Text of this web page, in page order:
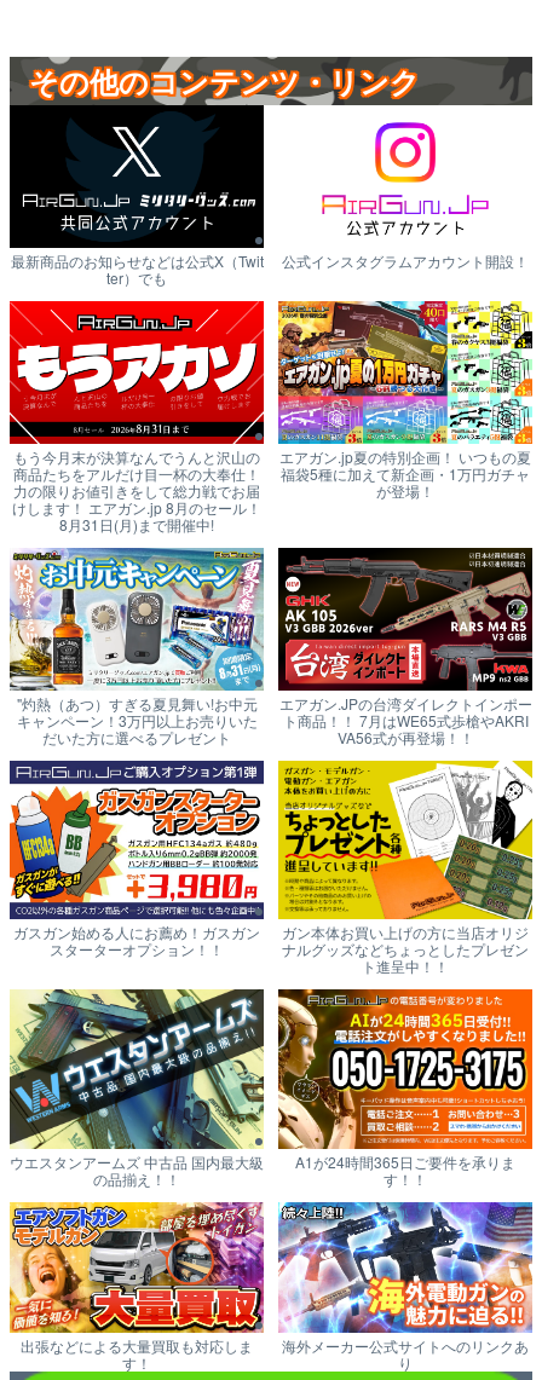
その他のコンテンツ・リンク
最新商品のお知らせなどは公式X（Twit
ter）でも
公式インスタグラムアカウント開設！
もう今月末が決算なんでうんと沢山の
商品たちをアルだけ目一杯の大奉仕！
力の限りお値引きをして総力戦でお届
けします！ エアガン.jp 8月のセール！
8月31日(月)まで開催中!
エアガン.jp夏の特別企画！ いつもの夏
福袋5種に加えて新企画・1万円ガチャ
が登場！
"灼熱（あつ）すぎる夏見舞い!お中元
キャンペーン！3万円以上お売りいた
だいた方に選べるプレゼント
エアガン.JPの台湾ダイレクトインポー
ト商品！！ 7月はWE65式歩槍やAKRI
VA56式が再登場！！
ガスガン始める人にお薦め！ガスガン
スターターオプション！！
ガン本体お買い上げの方に当店オリジ
ナルグッズなどちょっとしたプレゼン
ト進呈中！！
ウエスタンアームズ 中古品 国内最大級
の品揃え！！
A1が24時間365日ご要件を承りま
す！！
出張などによる大量買取も対応しま
す！
海外メーカー公式サイトへのリンクあ
り